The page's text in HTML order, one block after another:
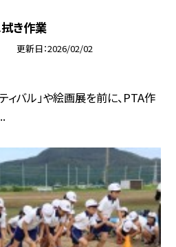
き作業
更新日 2026/02/02
ィバル」や絵画展を前に、PTA作